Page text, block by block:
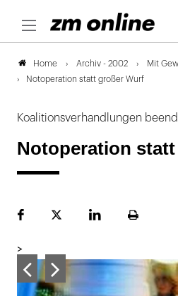
Home Archiv - 2002
Mit
Notoperation statt großer Wurf
Koalitionsverhandlungen
Notoperation
FacebookPlattformLinekdInSeite
>